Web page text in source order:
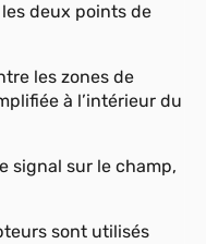
deux points de
les zones de
à l’intérieur du
signal sur le champ,
sont utilisés